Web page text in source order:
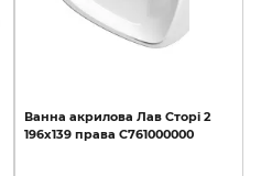
Ванна акрилова Лав Сторі 2
196х139 права C761000000